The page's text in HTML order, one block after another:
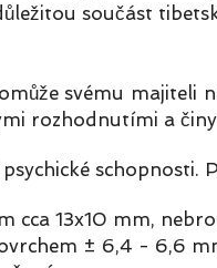
součást
svému
rozhodnutími a
schopnosti.
cca 13x10 mm,
± 6,4 - 6,6